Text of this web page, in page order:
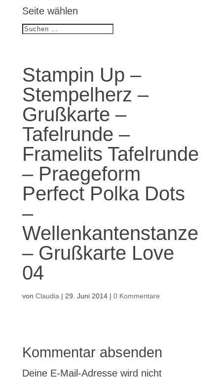
Seite wählen
Stampin Up –
Stempelherz –
Grußkarte –
Tafelrunde –
Framelits Tafelrunde
– Praegeform
Perfect Polka Dots
–
Wellenkantenstanze
– Grußkarte Love
04
von Claudia | 29. Juni 2014| 0 Kommentare
Kommentar absenden
Deine E-Mail-Adresse wird nicht